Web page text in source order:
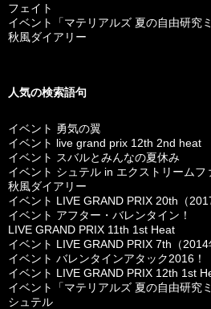
フェイト
イベント「マテリアルズ 夏の自由研究
秋風ダイアリー
人気の検索語句
イベント 勇気の翼
イベント live grand prix 12th 2nd heat
イベント スバルとみんなの夏休み
イベント シュテル in エクストリームフ
秋風ダイアリー
イベント LIVE GRAND PRIX 20th（
イベント アフター・バレンタイン！
LIVE GRAND PRIX 11th 1st Heat
イベント LIVE GRAND PRIX 7th（2014
イベント バレンタインアタック2016！
イベント LIVE GRAND PRIX 12th 1st
イベント「マテリアルズ 夏の自由研究
シュテル